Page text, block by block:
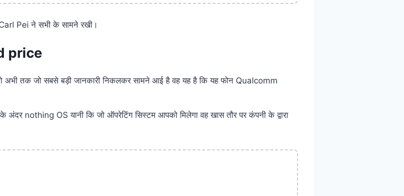
Pei ने सभी के सामने रखी।
price
तक जो सबसे बड़ी जानकारी निकलकर सामने आई है वह यह है कि यह फोन Qualcomm
nothing OS यानी कि जो ऑपरेटिंग सिस्टम आपको मिलेगा वह खास तौर पर कंपनी के द्वारा